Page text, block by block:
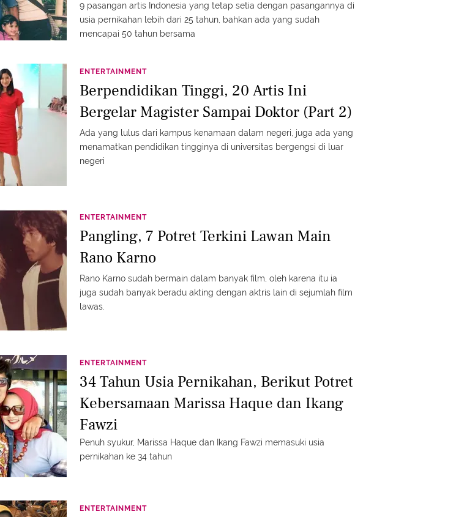
9 pasangan artis Indonesia yang tetap setia dengan pasangannya di
usia pernikahan lebih dari 25 tahun, bahkan ada yang sudah
mencapai 50 tahun bersama
ENTERTAINMENT
Berpendidikan Tinggi, 20 Artis Ini
Bergelar Magister Sampai Doktor (Part 2)
Ada yang lulus dari kampus kenamaan dalam negeri, juga ada yang
menamatkan pendidikan tingginya di universitas bergengsi di luar
negeri
ENTERTAINMENT
Pangling, 7 Potret Terkini Lawan Main
Rano Karno
Rano Karno sudah bermain dalam banyak film, oleh karena itu ia
juga sudah banyak beradu akting dengan aktris lain di sejumlah film
lawas.
ENTERTAINMENT
34 Tahun Usia Pernikahan, Berikut Potret
Kebersamaan Marissa Haque dan Ikang
Fawzi
Penuh syukur, Marissa Haque dan Ikang Fawzi memasuki usia
pernikahan ke 34 tahun
ENTERTAINMENT